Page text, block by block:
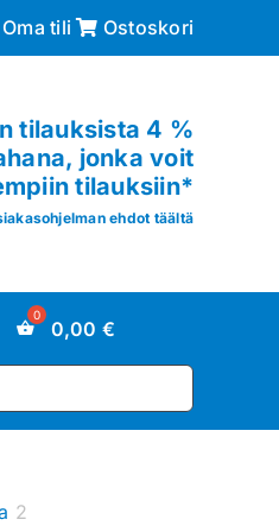
tili Ostoskori
tilauksista 4 %
jonka voit
tilauksiin*
ehdot täältä
0,00 €
2